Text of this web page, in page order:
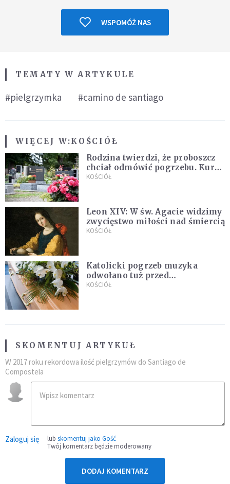
WSPOMÓŻ NAS
TEMATY W ARTYKULE
#pielgrzymka #camino de santiago
WIĘCEJ W:KOŚCIÓŁ
Rodzina twierdzi, że proboszcz
chciał odmówić pogrzebu. Kuria
zapowiada wyjaśnienia
KOŚCIÓŁ
Leon XIV: W św. Agacie widzimy
zwycięstwo miłości nad śmiercią
KOŚCIÓŁ
Katolicki pogrzeb muzyka
odwołano tuż przed
uroczystością. Powodem była
KOŚCIÓŁ
SKOMENTUJ ARTYKUŁ
W 2017 roku rekordowa ilość pielgrzymów do Santiago de
Compostela
Zaloguj się lub skomentuj jako Gość
Twój komentarz będzie moderowany
DODAJ KOMENTARZ